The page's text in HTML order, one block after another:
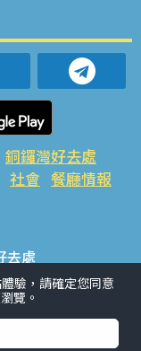
銅鑼灣好去處
社會 餐廳情報
去處
旺角好去處 社會
驗，請確定您同意
覽。